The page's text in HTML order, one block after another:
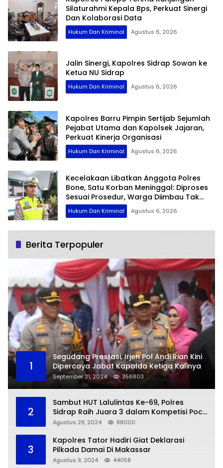
Silaturahmi Kepala Bps, Perkuat Sinergi
Dan Kolaborasi Data
Hukum Dan Kriminal Agustus 6, 2026
Jalin Sinergi, Kapolres Sidrap Sowan ke
Ketua NU Sidrap
Hukum Dan Kriminal Agustus 6, 2026
Kapolres Barru Pimpin Sertijab Sejumlah
Pejabat Utama dan Kapolsek Jajaran,
Perkuat Kinerja Organisasi
Hukum Dan Kriminal Agustus 6, 2026
Kecelakaan Libatkan Anggota Polres
Bone, Satu Korban Meninggal: Diproses
Sesuai Prosedur, Warga Diimbau Tak
Berspekulasi
Hukum Dan Kriminal Agustus 6, 2026
Berita Terpopuler
1
Segudang Prestasi, Irjen Pol Andi Rian Kini
Dipercaya Jabat Kapolda Ketiga Kalinya
September 21, 2024 356803
2
Sambut HUT Lalulintas Ke-69, Polres
Sidrap Raih Juara 3 dalam Kompetisi Pocil
Zona 5
Agustus 29, 2024 88000
3
Kapolres Tator Hadiri Giat Deklarasi
Pilkada Damai Di Makassar
Agustus 9, 2024 44058